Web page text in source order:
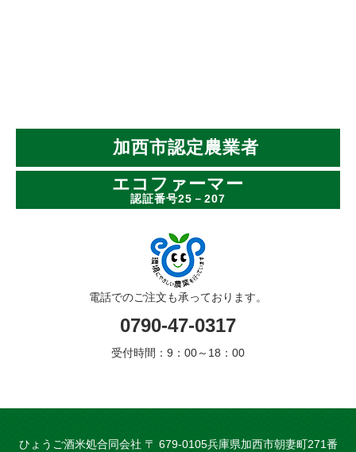
加西市認定農業者
エコファーマー
認証番号25－207
電話でのご注文も承っております。
0790-47-0317
受付時間：9：00～18：00
ひょうご酒米処とは
ひょうご酒米処合同会社 〒 679-0105兵庫県加西市朝妻町271番